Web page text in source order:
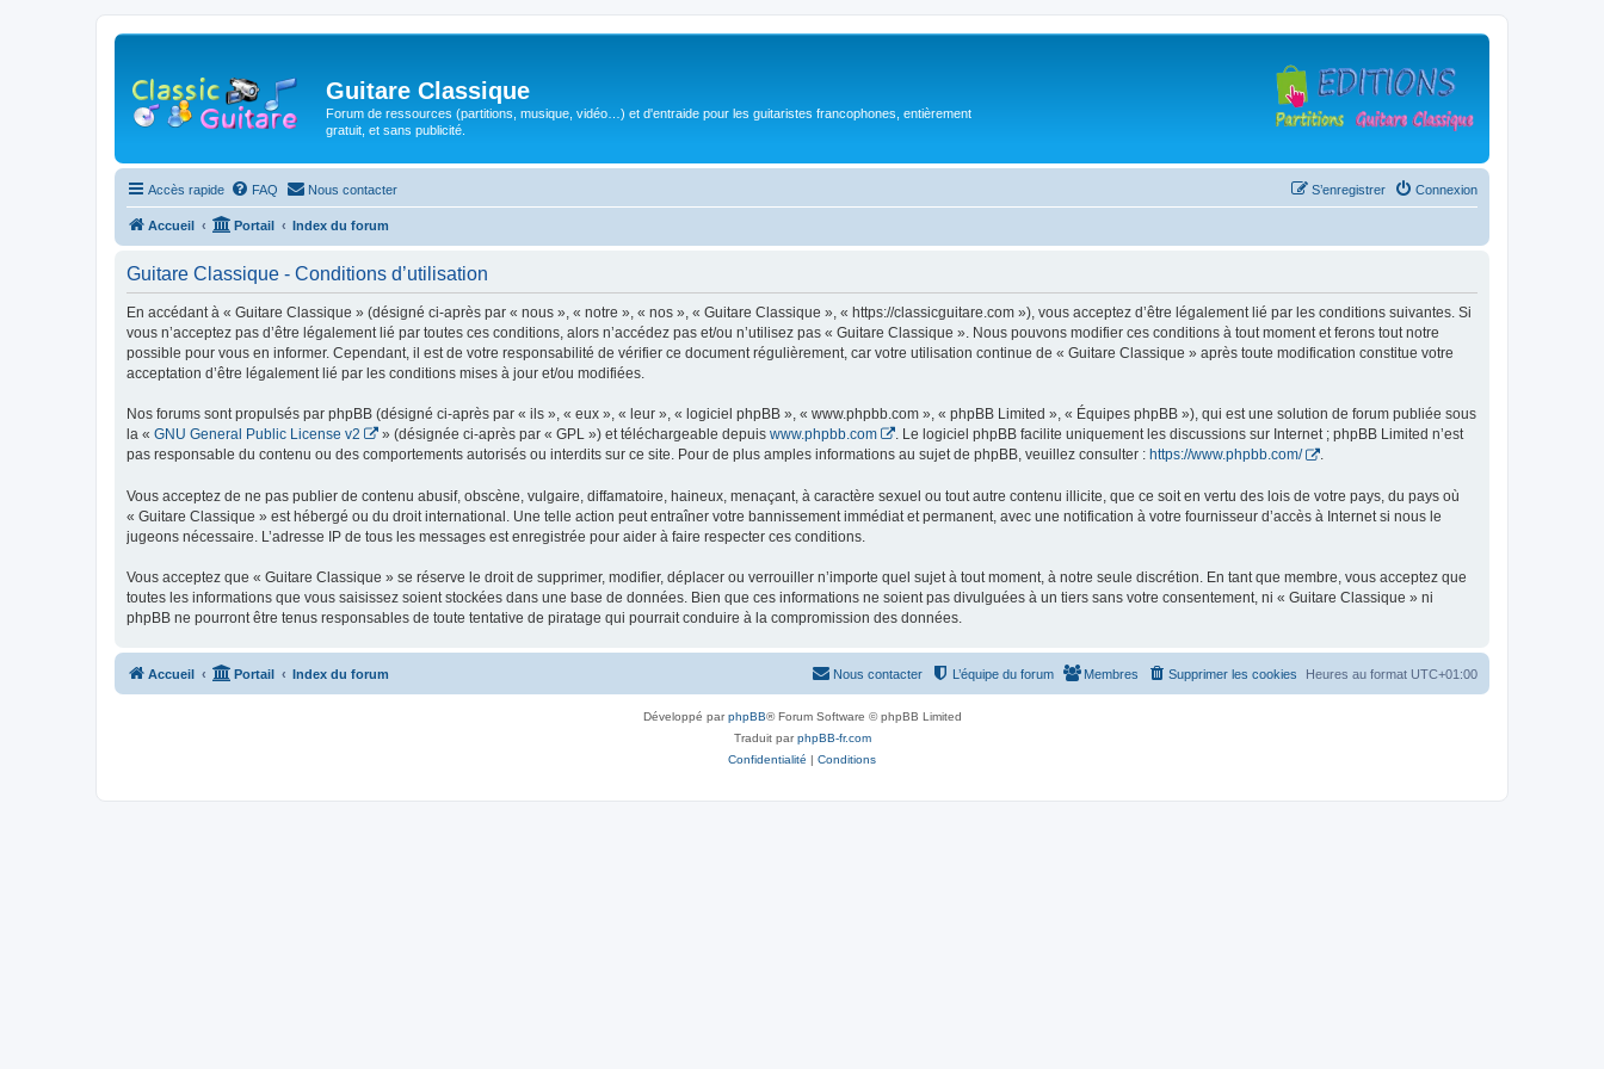
Guitare Classique
Forum de ressources (partitions, musique, vidéo…) et d'entraide pour les guitaristes francophones, entièrement
gratuit, et sans publicité.
Accès rapide FAQ Nous contacter Connexion
S’enregistrer
Accueil Portail Index du forum
Guitare Classique - Conditions d’utilisation
En accédant à « Guitare Classique » (désigné ci-après par « nous », « notre », « nos », « Guitare Classique », « https://classicguitare.com »), vous acceptez d’être légalement lié par les conditions suivantes. Si
vous n’acceptez pas d’être légalement lié par toutes ces conditions, alors n’accédez pas et/ou n’utilisez pas « Guitare Classique ». Nous pouvons modifier ces conditions à tout moment et ferons tout notre
possible pour vous en informer. Cependant, il est de votre responsabilité de vérifier ce document régulièrement, car votre utilisation continue de « Guitare Classique » après toute modification constitue votre
acceptation d’être légalement lié par les conditions mises à jour et/ou modifiées.
Nos forums sont propulsés par phpBB (désigné ci-après par « ils », « eux », « leur », « logiciel phpBB », « www.phpbb.com », « phpBB Limited », « Équipes phpBB »), qui est une solution de forum publiée sous
la « GNU General Public License v2 » (désignée ci-après par « GPL ») et téléchargeable depuis www.phpbb.com
. Le logiciel phpBB facilite uniquement les discussions sur Internet ; phpBB Limited n’est
pas responsable du contenu ou des comportements autorisés ou interdits sur ce site. Pour de plus amples informations au sujet de phpBB, veuillez consulter : https://www.phpbb.com/ .
Vous acceptez de ne pas publier de contenu abusif, obscène, vulgaire, diffamatoire, haineux, menaçant, à caractère sexuel ou tout autre contenu illicite, que ce soit en vertu des lois de votre pays, du pays où
« Guitare Classique » est hébergé ou du droit international. Une telle action peut entraîner votre bannissement immédiat et permanent, avec une notification à votre fournisseur d’accès à Internet si nous le
jugeons nécessaire. L’adresse IP de tous les messages est enregistrée pour aider à faire respecter ces conditions.
Vous acceptez que « Guitare Classique » se réserve le droit de supprimer, modifier, déplacer ou verrouiller n’importe quel sujet à tout moment, à notre seule discrétion. En tant que membre, vous acceptez que
toutes les informations que vous saisissez soient stockées dans une base de données. Bien que ces informations ne soient pas divulguées à un tiers sans votre consentement, ni « Guitare Classique » ni
phpBB ne pourront être tenus responsables de toute tentative de piratage qui pourrait conduire à la compromission des données.
Accueil Portail Index du forum Heures au format UTC+01:00
Supprimer les cookies
Membres
L’équipe du forum
Nous contacter
Développé parphpBB® Forum Software © phpBB Limited
Traduit parphpBB-fr.com
Confidentialité | Conditions